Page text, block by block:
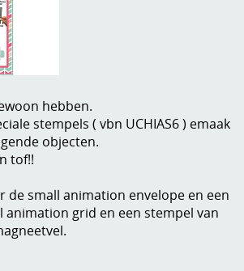
hebben.
stempels ( vbn UCHIAS6 ) emaak
objecten.
tof!!
de small animation envelope en een
animation grid en een stempel van